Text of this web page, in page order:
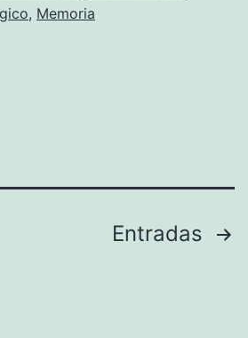
, Memoria
Entradas